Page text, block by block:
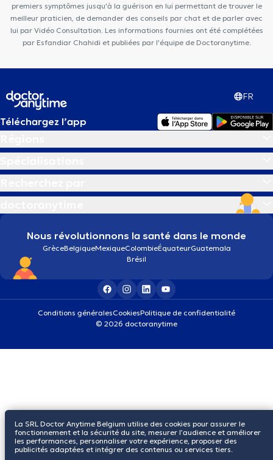
premiers symptômes jusqu'à la guérison en lui permettant de trouver le
meilleur praticien, de demander des conseils par chat et de parler avec
lui par Vidéo Consultation. Les informations fournies ont été complétées
par Esfandiar Chahidi et publiées par l'équipe de Doctoranytime.
FR
Téléchargez l’app
Nous révolutionnons la santé dans le monde
GrèceBelgiqueMexiqueColombieÉquateurGuatemala
Brésil
Conditions généralesCookiesPolitique de confidentialité
© 2026 doctoranytime
La SRL Doctor Anytime Belgium utilise des cookies pour assurer le
fonctionnement et la sécurité du site, mesurer l’audience et améliorer
les performances, personnaliser votre expérience, proposer des
publicités adaptées et intégrer des contenus ou services tiers.